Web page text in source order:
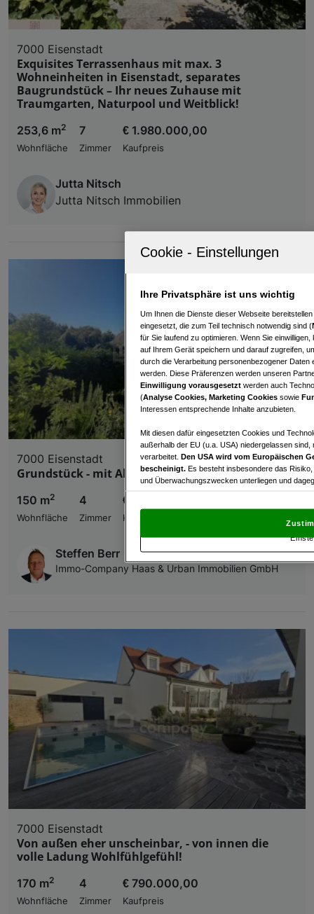
7000 Eisenstadt
Exquisites Terrassenhaus mit max. 3
Wohneinheiten in Eisenstadt, separates
Baugrundstück – Ihr neues Zuhause mit
Traumgarten, Naturpool und Weitblick!
253,6 m2
Wohnfläche
7
Zimmer
€ 1.980.000,00
Kaufpreis
Jutta Nitsch
Jutta Nitsch Immobilien
7000 Eisenstadt
Grundstück - mit Altbestand
150 m2
Wohnfläche
4
Zimmer
€ 260.000,00
Kaufpreis
Steffen Berr
Immo-Company Haas & Urban Immobilien GmbH
7000 Eisenstadt
Von außen eher unscheinbar, - von innen die
volle Ladung Wohlfühlgefühl!
170 m2
Wohnfläche
4
Zimmer
€ 790.000,00
Kaufpreis
Ihre Privatsphäre ist uns wichtig
Um Ihnen die Dienste dieser Webseite
eingesetzt, die zum Teil technisch notwendig sind (
für Sie laufend zu optimieren. Wenn Sie
auf Ihrem Gerät speichern und darauf zugreifen,
durch die Verarbeitung personenbezogener
werden. Diese Präferenzen werden unseren
Einwilligung vorausgesetzt werden auch
(Analyse Cookies, Marketing Cookies sowie
Interessen entsprechende Inhalte anzubieten.
Mit diesen dafür eingesetzten Cookies und
außerhalb der EU (u.a. USA) niedergelassen
verarbeitet. Den USA wird vom Europäischen
bescheinigt. Es besteht insbesondere das
und Überwachungszwecken unterliegen und
und Widerspruch gegen die Verarbeitung auf der
„Cookie Einstellungen“, die sich auf jeder Seite